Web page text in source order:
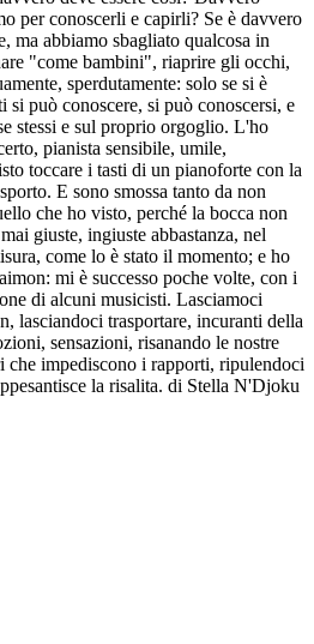
per conoscerli e capirli? Se è davvero
ma abbiamo sbagliato qualcosa in
"come bambini", riaprire gli occhi,
sperdutamente: solo se si è
si può conoscere, si può conoscersi, e
stessi e sul proprio orgoglio. L'ho
pianista sensibile, umile,
toccare i tasti di un pianoforte con la
E sono smossa tanto da non
che ho visto, perché la bocca non
giuste, ingiuste abbastanza, nel
come lo è stato il momento; e ho
mi è successo poche volte, con i
di alcuni musicisti. Lasciamoci
lasciandoci trasportare, incuranti della
sensazioni, risanando le nostre
che impediscono i rapporti, ripulendoci
la risalita. di Stella N'Djoku